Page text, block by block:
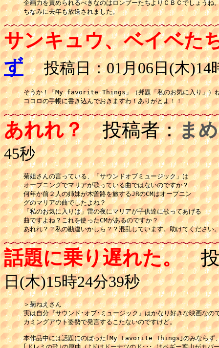
企画力を責められるべきなのはロンブーたちよりＣＢＣでしょうね
ちなみに去年も放送されました。
サンキュウ、ベイベた
ず 投稿日：01月06日(木)14
そうか！「My favorite Things」（邦題「私のお気に入り」）
ココロの手帳に書き込んでおきますわ！ありがとよ！！
あれれ？投稿者：ま
45秒
菊姐さんの言っている、「サウンドオブミュージック」は
オープニングでマリアが歌っている曲ではないのですか？
何年か前２人の姉妹が木曽路を旅するJRのCMはオープニン
グのマリアの曲でしたよね？
「私のお気に入りは」雷の夜にマリアが子供達に歌ってあげる
曲ですよね？これを使ったCMがあるのですか？
あれれ？？私の勘違いかしら？？混乱しています。助けてください
話題に乗り遅れた。投
日(木)15時24分39秒
＞菊ねえさん
実は自分『サウンド･オブ･ミュージック』はかなり好きな映画なの
カミングアウト姿勢で発言するこたないのですけど。
本作品中には話題にのぼった｢My Favorite Things｣のみならず